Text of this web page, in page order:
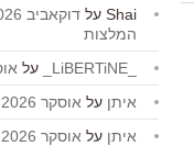
Shai על
המלצות
על אוסקר
איתן על אוסקר 2026: כל הזוכים
איתן על אוסקר 2026: כל הזוכים